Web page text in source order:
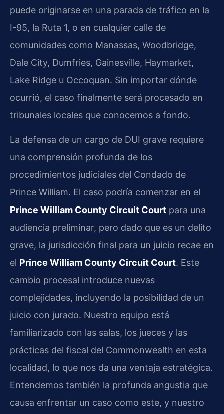
puede originarse en una parada de tráfico en la
I-95, la Ruta 1, o en cualquier calle de
comunidades como Manassas, Woodbridge,
Dale City, Dumfries, Gainesville, Haymarket,
Lake Ridge u Occoquan. Sin importar dónde
ocurrió, el caso finalmente será procesado en
tribunales locales que conocemos a fondo.
La defensa de un cargo de DUI grave requiere
una comprensión profunda de los
procedimientos judiciales del Condado de
Prince William. El caso podría comenzar en el
Prince William County Circuit Court para una
audiencia preliminar, pero dado que es un delito
grave, la jurisdicción final para un juicio recae en
el Prince William County Circuit Court. Este
cambio procesal introduce nuevas
complejidades, incluyendo la posibilidad de un
juicio con jurado. Nuestro equipo está
familiarizado con las salas, los jueces y las
prácticas del fiscal del Commonwealth en esta
localidad, lo que nos da una ventaja estratégica.
Entendemos también la profunda angustia que
causa enfrentar un caso como este, y nuestro